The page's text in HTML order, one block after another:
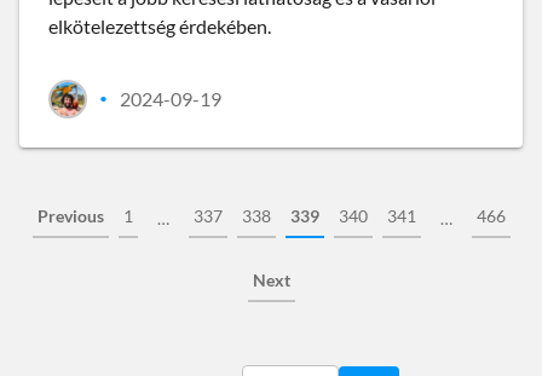
elkötelezettség érdekében.
• 2024-09-19
Previous 1 … 337 338 339 340 341 … 466
Next